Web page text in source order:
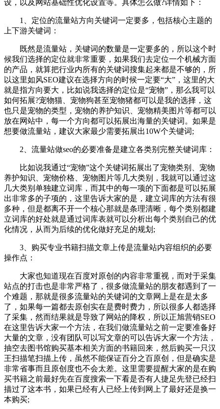
设，以及网站基础性优化设置等。具体怎么做?详情如下：
1、定位的流量站方向关键词一定要多，包括核心主题的
上下游关键词：
既然是流量站，关键词的数量是一定要多的，所以这个时
候我们选择的定位就非常重要，如果我们去定位一个机械方面
的产品，就算把行业内所有的关键词搜集起来都是不够的，所
以这里如风SEO建议在选择方向的时候一定要“大”，这里的大
就是指方向要大，比如说我选择的定位是“宠物”，那么我可以
如何拓展?宠物猫、宠物狗甚至宠物猪都可以是我的选择，这
也只是宠物的类型，宠物的养护知识、宠物精美图片等都可以
放在网站中，每一个方向都可以拓展出海量的关键词。如果是
想要做流量站，建议大家最少需要拓展出10W个关键词;
2、流量站做seo的必要准备是建立各类别完整关键词库：
比如说我通过“宠物”这个关键词拓展出了宠物类别、宠物
养护知识、宠物价格、宠物图片等几大类别，我就可以通过这
几大类别单独建立词库，而其中的每一项的下面都是可以拓展
出非常多的子项的，这里告诉大家的是，建立词库的方法有很
多种，但是都离不开一个核心那就是条理清晰，每个类别都建
立词库的好处就是通过词库表就可以分析出每个类别自己的优
化情况，从而为后续的优化做好充足的规划;
3、购买专业书籍扫描文章上传是流量站内容组织的必要
操作点：
大家也知道现在百度对原创的内容非常重视，而对于采集
站点的打击也是非常严格了，很多做流量站的朋友都遇到了一
个难题，那就是很多流量站的关键词的文章网上是在是太多
了，如果每一篇都去原创实在是费时费力，所以很多人都选择
了采集，然而结果就是导致了网站的降权，所以正旭营销SEO
在这里告诉大家一个方法，在我们做流量站之前一定要准备好
大量的文章，没有团队可以写文章的可以告诉大家一个方法，
抽空去图书馆购买基本相关方面的书籍回来，然后购买一只汉
王扫描笔扫描上传，虽然不能保证百分之百原创，但是确实是
非常省事而且原创度也不会太差。这里需要提醒大家的是在购
买书籍之前最好先在百度搜索一下看是否有人捷足先登已经扫
描过了这本书，如果已经有人已经上传到网上了最好还是换一
本购买;